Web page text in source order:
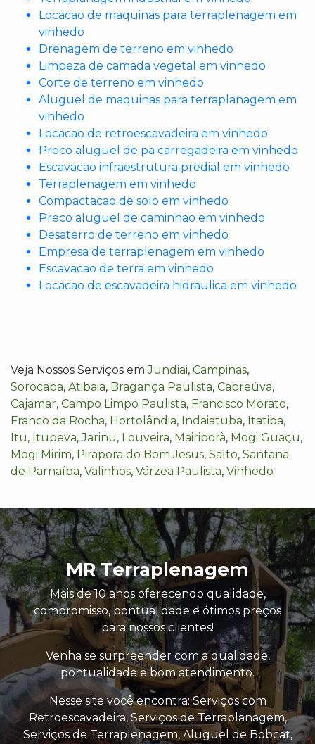
Locacao de maquinas para terraplenagem em
vinhedo
Drenagem de terreno em vinhedo
Limpeza de camada vegetal em vinhedo
Corte de terreno em vinhedo
Aluguel de maquinas para terraplanagem em
vinhedo
Locacao de retroescavadeira em vinhedo
Preco aluguel de pa carregadeira em vinhedo
Escavacao infraestrutura predial em vinhedo
Terraplenagem em vinhedo
Compactacao de solo em vinhedo
Preco aluguel de caminhao em vinhedo
Desaterro de terreno em vinhedo
Empresa de terraplenagem em vinhedo
Escavacao de terra em vinhedo
Locacao de escavadeira hidraulica em vinhedo
Veja Nossos Serviços emJundiai, Campinas,
Sorocaba, Atibaia, Bragança Paulista, Cabreúva,
Cajamar, Campo Limpo Paulista, Francisco Morato,
Franco da Rocha, Hortolândia, Indaiatuba, Itatiba,
Itu, Itupeva,Jarinu, Louveira, Mairiporã, Mogi Guaçu,
Mogi Mirim, Pirapora do Bom Jesus, Salto, Santana
de Parnaíba, Valinhos, Várzea Paulista, Vinhedo
MR Terraplenagem
Mais de 10 anos oferecendo qualidade,
compromisso, pontualidade e ótimos preços
para nossos clientes!
Venha se surpreender com a qualidade,
pontualidade e bom atendimento.
Nesse site você encontra: Serviços com
Retroescavadeira, Serviços de Terraplanagem,
Serviços de Terraplenagem, Aluguel de Bobcat,